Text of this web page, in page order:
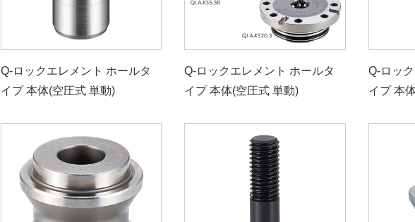
Q-ロックエレメント ホールタ
イプ 本体(空圧式 単動)
Q-ロックエレメント ホールタ
イプ 本体(空圧式 単動)
Q-ロッ
イプ 本